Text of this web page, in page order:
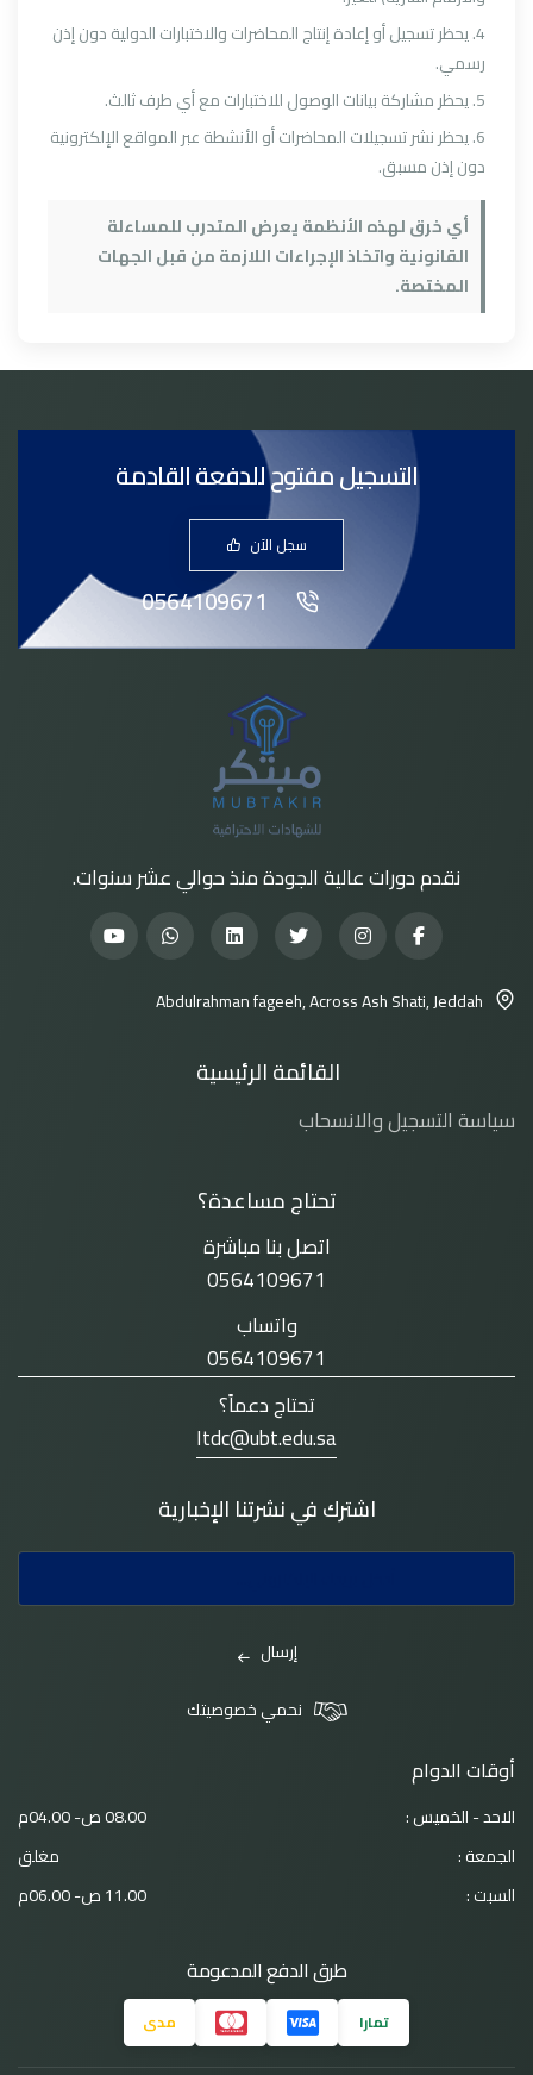
4. يحظر تسجيل أو إعادة إنتاج المحاضرات والاختبارات الدولية دون إذن
رسمي.
5. يحظر مشاركة بيانات الوصول للاختبارات مع أي طرف ثالث.
6. يحظر نشر تسجيلات المحاضرات أو الأنشطة عبر المواقع الإلكترونية
دون إذن مسبق.
أي خرق لهذه الأنظمة يعرض المتدرب للمساءلة
القانونية واتخاذ الإجراءات اللازمة من قبل الجهات
المختصة.
التسجيل مفتوح للدفعة القادمة
سجل الآن
0564109671
نقدم دورات عالية الجودة منذ حوالي عشر سنوات.
Abdulrahman fageeh, Across Ash Shati, Jeddah
القائمة الرئيسية
سياسة التسجيل والانسحاب
تحتاج مساعدة؟
اتصل بنا مباشرة
0564109671
واتساب
0564109671
تحتاج دعماً؟
Itdc@ubt.edu.sa
اشترك في نشرتنا الإخبارية
إرسال
نحمي خصوصيتك
أوقات الدوام
الاحد - الخميس :
08.00 ص- 04.00م
الجمعة :
مغلق
السبت :
11.00 ص- 06.00م
طرق الدفع المدعومة
تمارا مدى